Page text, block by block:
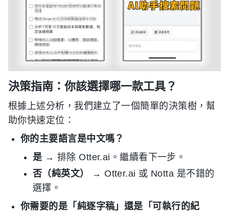
決策指南：你該選擇哪一款工具？
根據上述分析，我們建立了一個簡單的決策樹，幫
助你快速定位：
你的主要語言是中文嗎？
是→ 排除 Otter.ai。繼續看下一步。
否（純英文）
→ Otter.ai 或 Notta 是不錯的
選擇。
你需要的是「純逐字稿」還是「可執行的紀